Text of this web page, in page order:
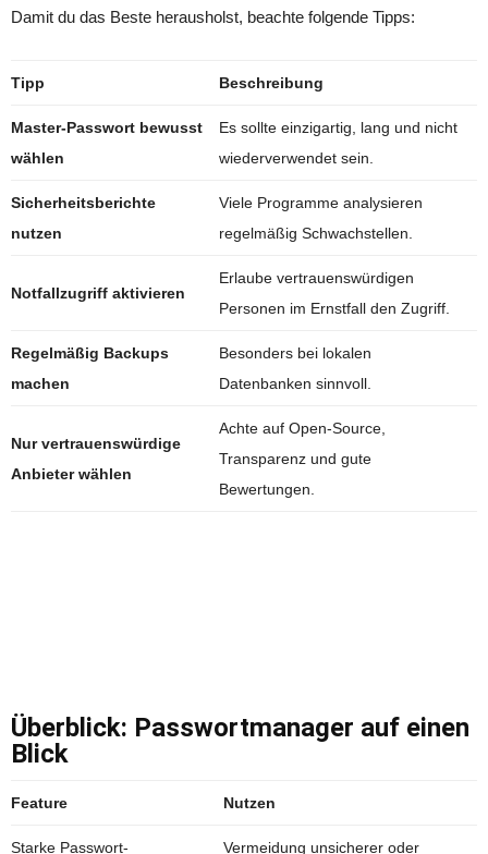
Damit du das Beste herausholst, beachte folgende Tipps:
Tipp Beschreibung
Master-Passwort bewusst
wählen
Es sollte einzigartig, lang und nicht
wiederverwendet sein.
Sicherheitsberichte
nutzen
Viele Programme analysieren
regelmäßig Schwachstellen.
Notfallzugriff aktivieren
Erlaube vertrauenswürdigen
Personen im Ernstfall den Zugriff.
Regelmäßig Backups
machen
Besonders bei lokalen
Datenbanken sinnvoll.
Nur vertrauenswürdige
Anbieter wählen
Achte auf Open-Source,
Transparenz und gute
Bewertungen.
Überblick: Passwortmanager auf einen
Blick
Feature Nutzen
Starke Passwort-
Vermeidung unsicherer oder